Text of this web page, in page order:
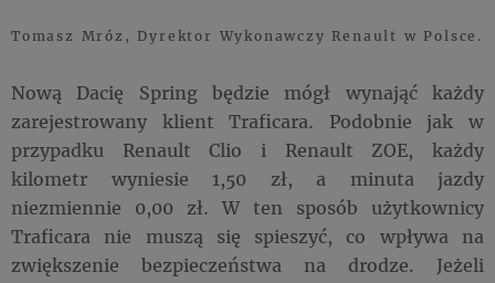
Tomasz Mróz, Dyrektor Wykonawczy Renault w Polsce.
Nową Dacię Spring będzie mógł wynająć każdy
zarejestrowany klient Traficara. Podobnie jak w
przypadku Renault Clio i Renault ZOE, każdy
kilometr wyniesie 1,50 zł, a minuta jazdy
niezmiennie 0,00 zł. W ten sposób użytkownicy
Traficara nie muszą się spieszyć, co wpływa na
zwiększenie bezpieczeństwa na drodze. Jeżeli